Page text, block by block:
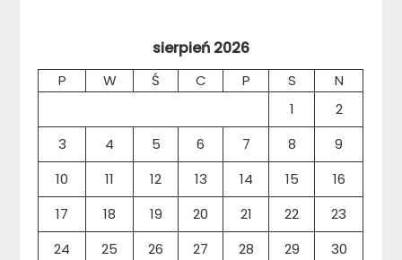
sierpień 2026
P W Ś C P S
N
1
2
3
4 5 6 7 8
9
10
11 12 13 14 15
16
17
18 19 20 21 22
23
24
25 26 27 28 29
30